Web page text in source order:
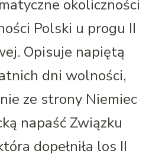
okoliczności
Polski u progu II
Opisuje napiętą
dni wolności,
ze strony Niemiec
napaść Związku
dopełniła los II